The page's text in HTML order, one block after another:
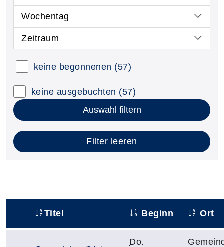
Wochentag
Zeitraum
keine begonnenen (57)
keine ausgebuchten (57)
Auswahl filtern
Filter leeren
Titel Beginn Ort
Do.